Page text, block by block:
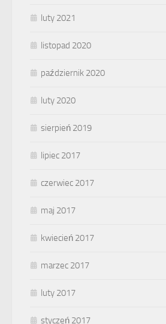
luty 2021
listopad 2020
październik 2020
luty 2020
sierpień 2019
lipiec 2017
czerwiec 2017
maj 2017
kwiecień 2017
marzec 2017
luty 2017
styczeń 2017